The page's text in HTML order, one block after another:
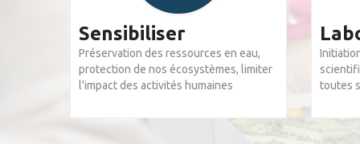
Sensibiliser
Préservation des ressources en eau,
protection de nos écosystèmes, limiter
l'impact des activités humaines
toutes